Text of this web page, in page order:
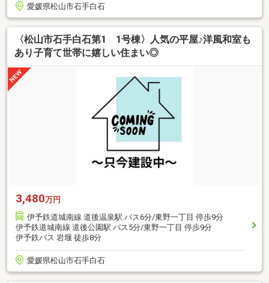
愛媛県松山市石手白石
〈松山市石手白石第1 1号棟〉人気の平屋♪洋風和室も
あり子育て世帯に嬉しい住まい◎
3,480万円
伊予鉄道城南線 道後温泉駅 バス6分/東野一丁目 停歩9分
伊予鉄道城南線 道後公園駅 バス5分/東野一丁目 停歩9分
伊予鉄バス 岩堰 徒歩8分
愛媛県松山市石手白石